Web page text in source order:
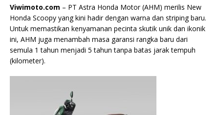
Viwimoto.com – PT Astra Honda Motor (AHM) merilis New
Honda Scoopy yang kini hadir dengan warna dan striping baru.
Untuk memastikan kenyamanan pecinta skutik unik dan ikonik
ini, AHM juga menambah masa garansi rangka baru dari
semula 1 tahun menjadi 5 tahun tanpa batas jarak tempuh
(kilometer).